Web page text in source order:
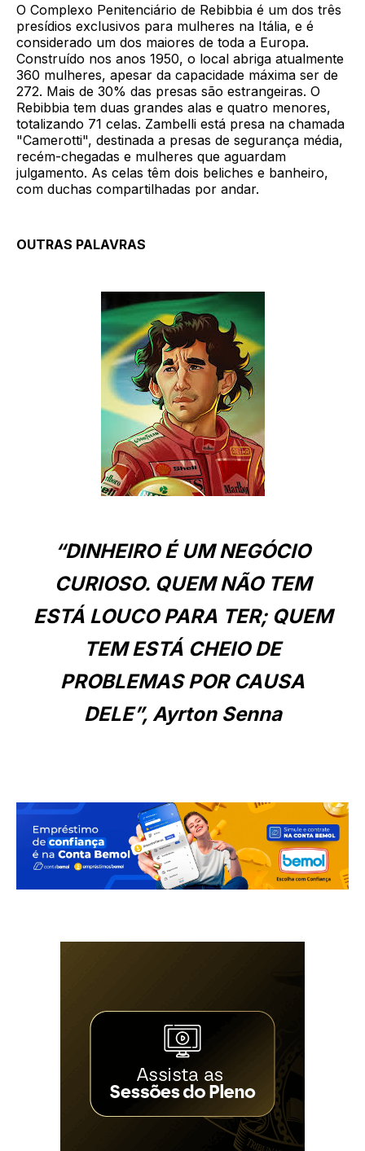
O Complexo Penitenciário de Rebibbia é um dos três
presídios exclusivos para mulheres na Itália, e é
considerado um dos maiores de toda a Europa.
Construído nos anos 1950, o local abriga atualmente
360 mulheres, apesar da capacidade máxima ser de
272. Mais de 30% das presas são estrangeiras. O
Rebibbia tem duas grandes alas e quatro menores,
totalizando 71 celas. Zambelli está presa na chamada
"Camerotti", destinada a presas de segurança média,
recém-chegadas e mulheres que aguardam
julgamento. As celas têm dois beliches e banheiro,
com duchas compartilhadas por andar.
OUTRAS PALAVRAS
“DINHEIRO É UM NEGÓCIO
CURIOSO. QUEM NÃO TEM
ESTÁ LOUCO PARA TER; QUEM
TEM ESTÁ CHEIO DE
PROBLEMAS POR CAUSA
DELE”, Ayrton Senna